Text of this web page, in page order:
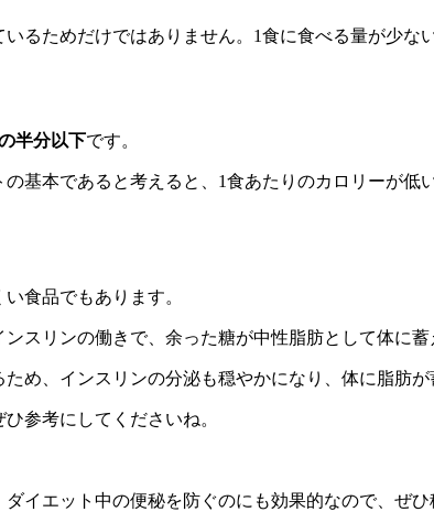
るためだけではありません。1食に食べる量が少
半分以下です。
基本であると考えると、1食あたりのカロリーが
食品でもあります。
スリンの働きで、余った糖が中性脂肪として体に
め、インスリンの分泌も穏やかになり、体に脂肪が
参考にしてくださいね。
イエット中の便秘を防ぐのにも効果的なので、ぜひ